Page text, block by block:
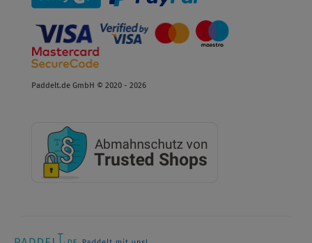
Paddelt.de GmbH © 2020 - 2026